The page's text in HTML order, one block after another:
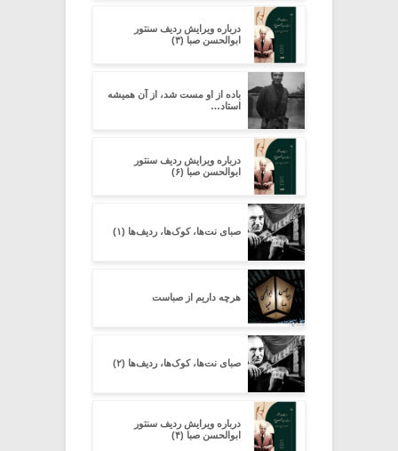
درباره ویرایش ردیف سنتور
ابوالحسن صبا (۳)
باده از او مست شد، از آن همیشه
استاد…
درباره ویرایش ردیف سنتور
ابوالحسن صبا (۶)
صبای نت‌ها، کوک‌ها، ردیف‌ها (۱)
هرچه داریم از صباست
صبای نت‌ها، کوک‌ها، ردیف‌ها (۲)
درباره ویرایش ردیف سنتور
ابوالحسن صبا (۴)